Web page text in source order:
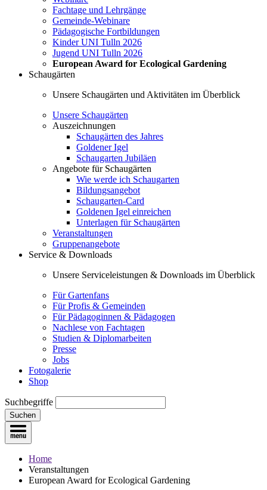
Fachtage und Lehrgänge
Gemeinde-Webinare
Pädagogische Fortbildungen
Kinder UNI Tulln 2026
Jugend UNI Tulln 2026
European Award for Ecological Gardening
Schaugärten
Unsere Schaugärten und Aktivitäten im Überblick
Unsere Schaugärten
Auszeichnungen
Schaugärten des Jahres
Goldener Igel
Schaugarten Jubiläen
Angebote für Schaugärten
Wie werde ich Schaugarten
Bildungsangebot
Schaugarten-Card
Goldenen Igel einreichen
Unterlagen für Schaugärten
Veranstaltungen
Gruppenangebote
Service & Downloads
Unsere Serviceleistungen & Downloads im Überblick
Für Gartenfans
Für Profis & Gemeinden
Für Pädagoginnen & Pädagogen
Nachlese von Fachtagen
Studien & Diplomarbeiten
Presse
Jobs
Fotogalerie
Shop
Suchbegriffe
Suchen
Home
Veranstaltungen
European Award for Ecological Gardening